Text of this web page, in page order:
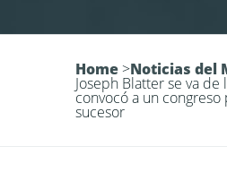
Home >Noticias del
Joseph Blatter se va de
convocó a un congreso
sucesor